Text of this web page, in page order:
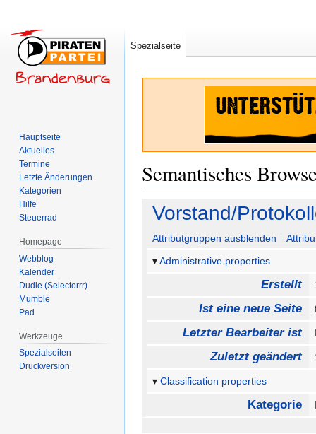
Semantisches
Zur
Navigation
springen
Zur
Suche
springen
Vorstand/
Attributgruppen ausblenden
Administrative properties
Erstellt
Ist eine neue Seite
Letzter Bearbeiter ist
Zuletzt geändert
Classification properties
Kategorie
Spezialseite
Hauptseite
Aktuelles
Termine
Letzte Änderungen
Kategorien
Hilfe
Steuerrad
Homepage
Webblog
Kalender
Dudle (Selectorrr)
Mumble
Pad
Werkzeuge
Spezialseiten
Druckversion